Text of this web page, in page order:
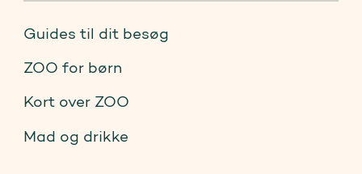
Guides til dit besøg
ZOO for børn
Kort over ZOO
Mad og drikke